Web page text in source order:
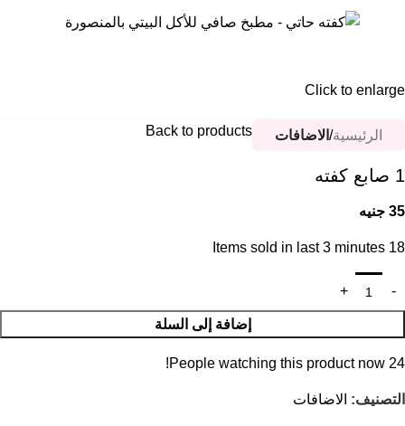
Click to enlarge
الرئيسية الاضافات Back to products
1 صابع كفته
35 جنيه
18
Items sold in last 3 minutes
إضافة إلى السلة
24
People watching this product now!
التصنيف: الاضافات